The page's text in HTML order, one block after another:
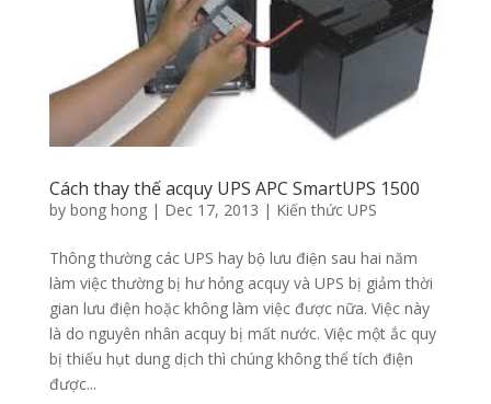
Cách thay thế acquy UPS APC SmartUPS 1500
by bong hong| Dec 17, 2013 | Kiến thức UPS
Thông thường các UPS hay bộ lưu điện sau hai năm
làm việc thường bị hư hỏng acquy và UPS bị giảm thời
gian lưu điện hoặc không làm việc được nữa. Việc này
là do nguyên nhân acquy bị mất nước. Việc một ắc quy
bị thiếu hụt dung dịch thì chúng không thể tích điện
được...